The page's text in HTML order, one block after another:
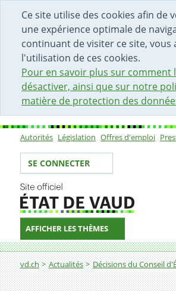
Ce site utilise des cookies afin de
une expérience optimale de
continuant de visiter ce site, vous
l'utilisation de ces cookies.
Pour en savoir plus sur comment
désactiver, ainsi que sur notre
matière de protection des
DÉBUT DU CONTENU DE LA PAGE
ACCÈS AU CHAMP DE RECHERCHE
PAGE D'ACCUEIL
FORMULAIRE DE CONTACT
Sous-navigation
Autorités Législation Offres d'emploi
Votre identité
SE CONNECTER
AFFICHER LES THÈMES
Fil d'Ariane
vd.ch Actualités Décisions du Conseil
Décision